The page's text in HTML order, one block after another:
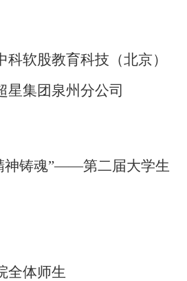
软股教育科技（北京）
星集团泉州分公司
铸魂”——第二届大学生
体师生